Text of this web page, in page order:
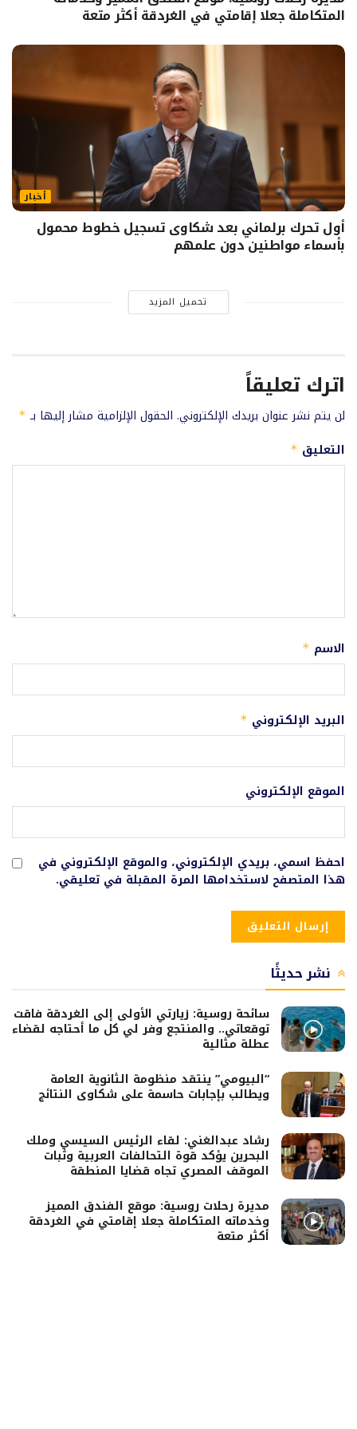
المتكاملة جعلا إقامتي في الغردقة أكثر متعة
أخبار
أول تحرك برلماني بعد شكاوى تسجيل خطوط محمول
بأسماء مواطنين دون علمهم
تحميل المزيد
اترك تعليقاً
لن يتم نشر عنوان بريدك الإلكتروني. الحقول الإلزامية مشار إليها بـ *
التعليق *
الاسم *
البريد الإلكتروني *
الموقع الإلكتروني
احفظ اسمي، بريدي الإلكتروني، والموقع الإلكتروني في
هذا المتصفح لاستخدامها المرة المقبلة في تعليقي.
نشر حديثًا
سائحة روسية: زيارتي الأولى إلى الغردقة فاقت
توقعاتي.. والمنتجع وفر لي كل ما أحتاجه لقضاء
عطلة مثالية
“البيومي” ينتقد منظومة الثانوية العامة
ويطالب بإجابات حاسمة على شكاوى النتائج
رشاد عبدالغني: لقاء الرئيس السيسي وملك
البحرين يؤكد قوة التحالفات العربية وثبات
الموقف المصري تجاه قضايا المنطقة
مديرة رحلات روسية: موقع الفندق المميز
وخدماته المتكاملة جعلا إقامتي في الغردقة
أكثر متعة